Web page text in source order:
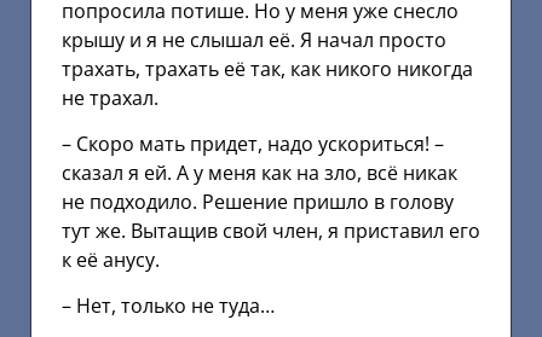
попросила потише. Но у меня уже снесло
крышу и я не слышал её. Я начал просто
трахать, трахать её так, как никого никогда
не трахал.
– Скоро мать придет, надо ускориться! –
сказал я ей. А у меня как на зло, всё никак
не подходило. Решение пришло в голову
тут же. Вытащив свой член, я приставил его
к её анусу.
– Нет, только не туда…